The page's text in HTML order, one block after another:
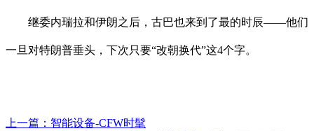
继委内瑞拉和伊朗之后，古巴也来到了最的时辰——他们
一旦对特朗普垂头，下次只要“改朝换代”这4个字。
上一篇： 智能设备-CFW时髦